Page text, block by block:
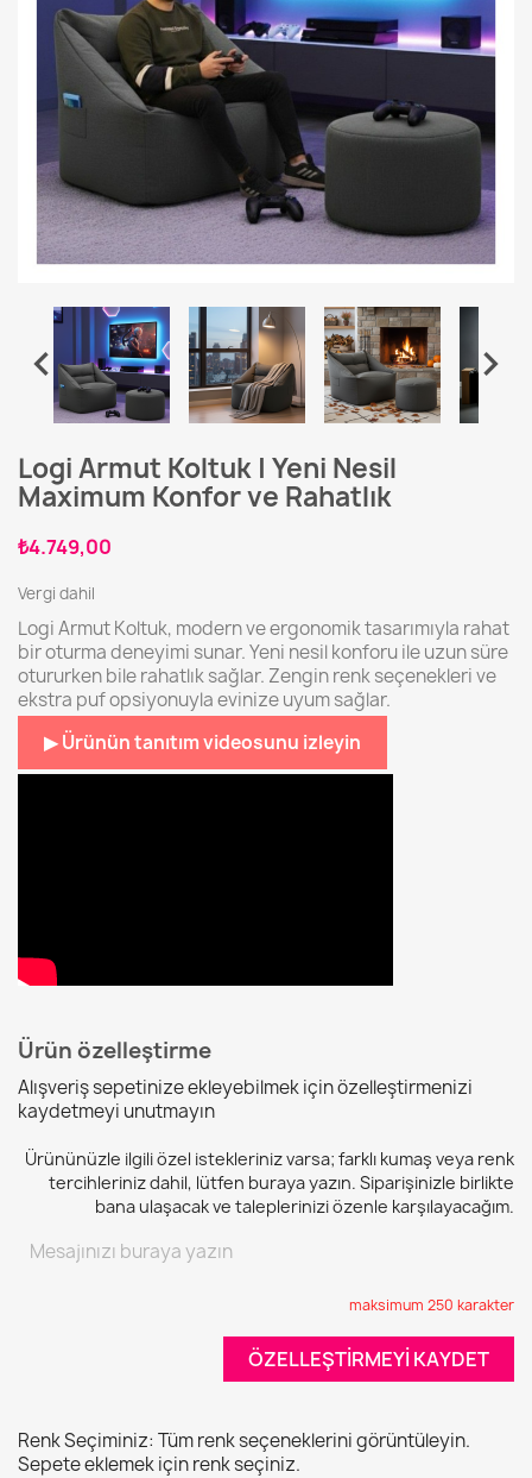
 
Logi Armut Koltuk | Yeni Nesil
Maximum Konfor ve Rahatlık
₺4.749,00
Vergi dahil
Logi Armut Koltuk, modern ve ergonomik tasarımıyla rahat
bir oturma deneyimi sunar. Yeni nesil konforu ile uzun süre
otururken bile rahatlık sağlar. Zengin renk seçenekleri ve
ekstra puf opsiyonuyla evinize uyum sağlar.
▶ Ürünün tanıtım videosunu izleyin
Ürün özelleştirme
Alışveriş sepetinize ekleyebilmek için özelleştirmenizi
kaydetmeyi unutmayın
Ürününüzle ilgili özel istekleriniz varsa; farklı kumaş veya renk
tercihleriniz dahil, lütfen buraya yazın. Siparişinizle birlikte
bana ulaşacak ve taleplerinizi özenle karşılayacağım.
maksimum 250 karakter
ÖZELLEŞTIRMEYI KAYDET
Renk Seçiminiz: Tüm renk seçeneklerini görüntüleyin.
Sepete eklemek için renk seçiniz.